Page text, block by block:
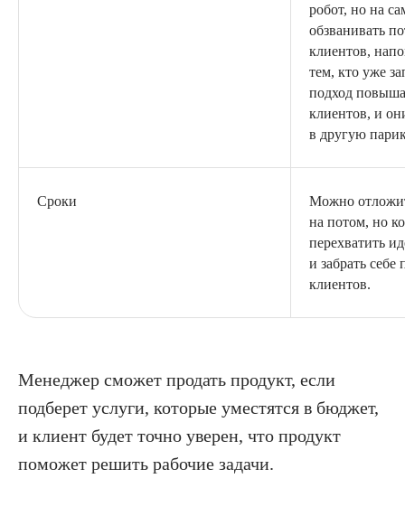
робот, но на
обзванивать
клиентов,
тем, кто уже
подход
клиентов, и
в другую
Сроки
Можно
на потом, но
перехватить
и забрать
клиентов.
Менеджер сможет продать продукт, если
подберет услуги, которые уместятся в бюджет,
и клиент будет точно уверен, что продукт
поможет решить рабочие задачи.